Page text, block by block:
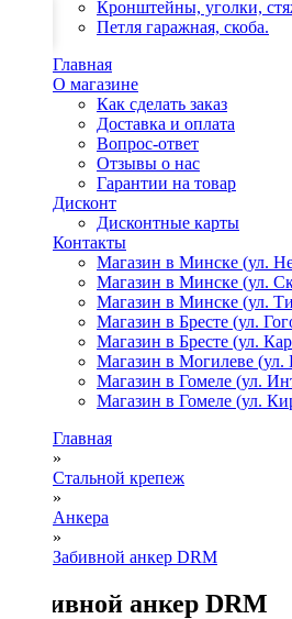
Кронштейны, уголки,
Петля гаражная, скоба.
Главная
О магазине
Как сделать заказ
Доставка и оплата
Вопрос-ответ
Отзывы о нас
Гарантии на товар
Дисконт
Дисконтные карты
Контакты
Магазин в Минске (ул.
Магазин в Минске (ул.
Магазин в Минске (ул.
Магазин в Бресте (ул.
Магазин в Бресте (ул.
Магазин в Могилеве (ул.
Магазин в Гомеле (ул.
Магазин в Гомеле (ул.
Главная
»
Стальной крепеж
»
Анкера
»
Забивной анкер DRM
Забивной анкер DRM